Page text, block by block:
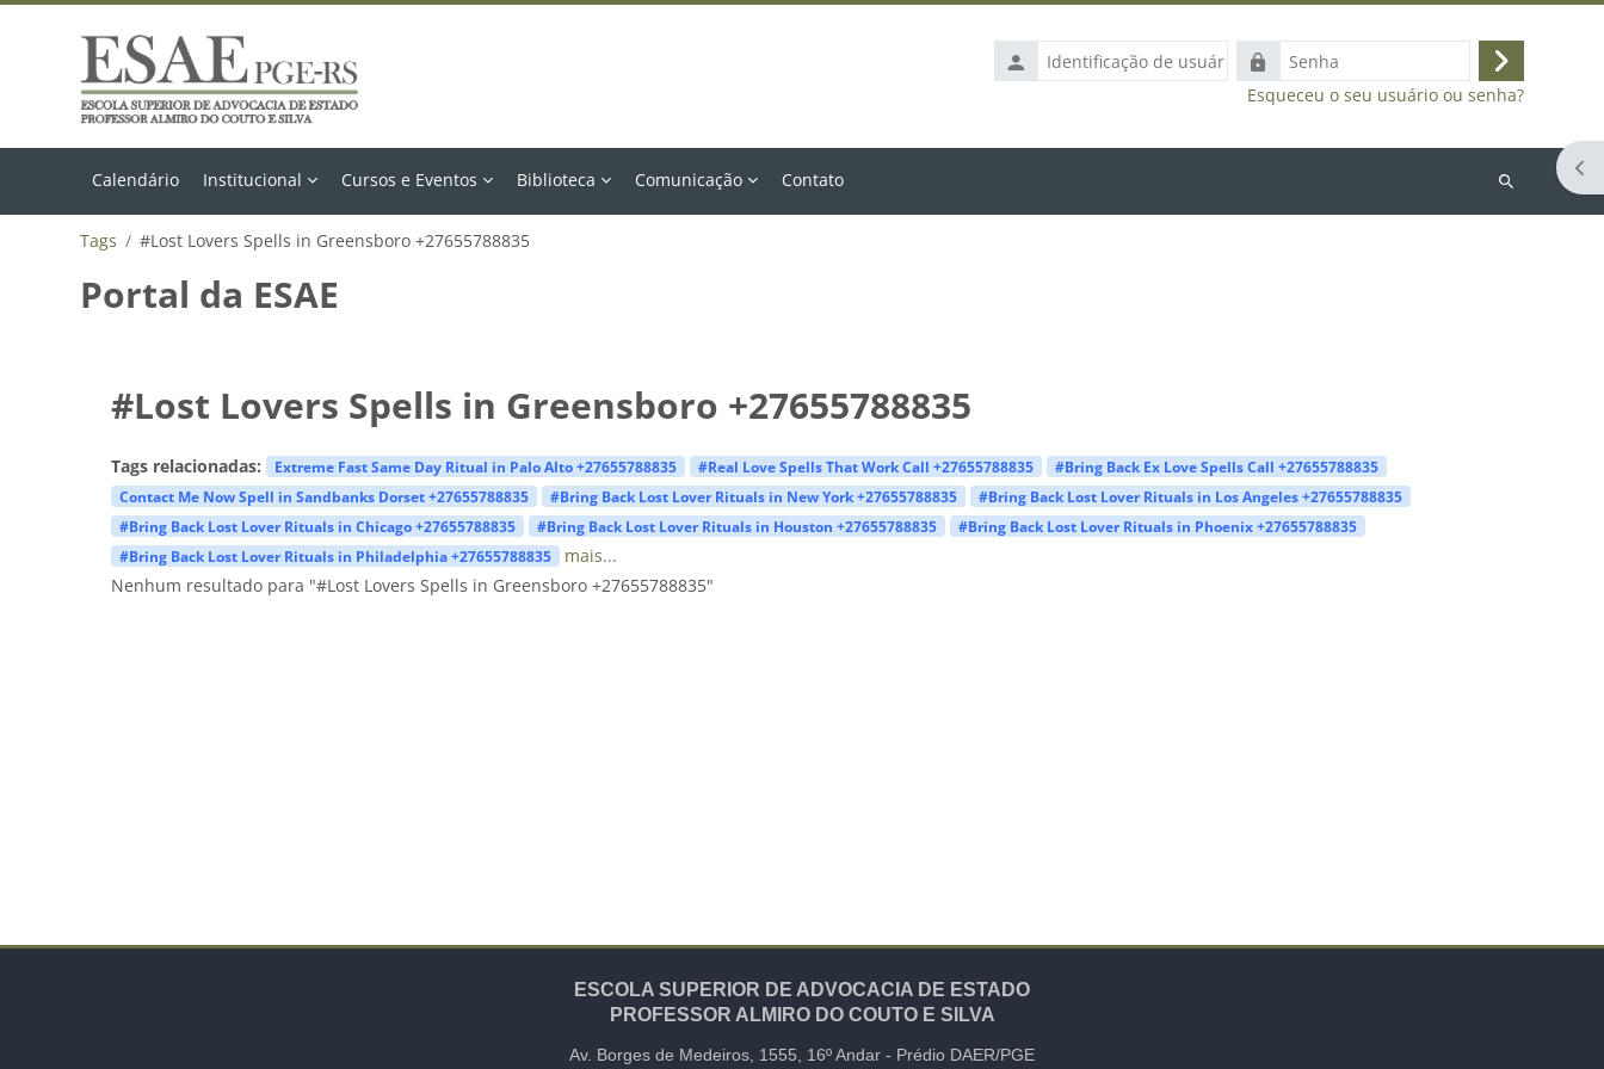
Identificação
de
Senha
Acessar
Esqueceu o seu usuário ou senha?
Calendário Institucional Cursos e Eventos Biblioteca Comunicação Contato
Buscar
Tags #Lost Lovers Spells in Greensboro +27655788835
Portal da ESAE
#Lost Lovers Spells in Greensboro +27655788835
Tags relacionadas: Extreme Fast Same Day Ritual in Palo Alto +27655788835 #Real Love Spells That Work Call +27655788835
#Bring Back Ex Love Spells Call +27655788835
Contact Me Now Spell in Sandbanks Dorset +27655788835
#Bring Back Lost Lover Rituals in New York +27655788835
#Bring Back Lost Lover Rituals in Los Angeles +27655788835
#Bring Back Lost Lover Rituals in Chicago +27655788835
#Bring Back Lost Lover Rituals in Houston +27655788835
#Bring Back Lost Lover Rituals in Phoenix +27655788835
#Bring Back Lost Lover Rituals in Philadelphia +27655788835
mais...
Nenhum resultado para "#Lost Lovers Spells in Greensboro +27655788835"
ESCOLA SUPERIOR DE ADVOCACIA DE ESTADO
PROFESSOR ALMIRO DO COUTO E SILVA
Av. Borges de Medeiros, 1555, 16º Andar - Prédio DAER/PGE